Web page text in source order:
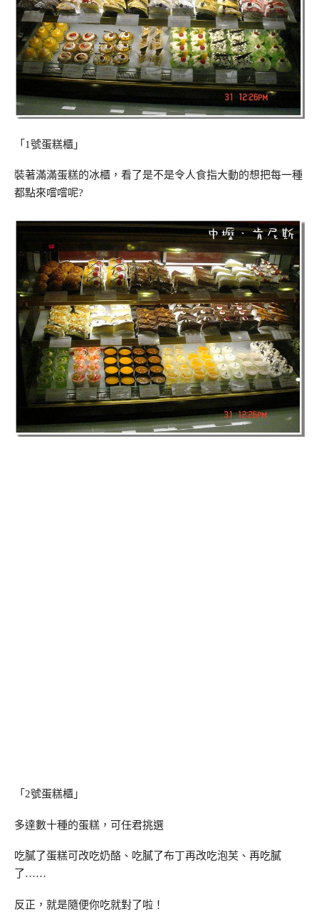
「1號蛋糕櫃」
裝著滿滿蛋糕的冰櫃，看了是不是令人食指大動的想把每一種
都點來嚐嚐呢?
「2號蛋糕櫃」
多達數十種的蛋糕，可任君挑選
吃膩了蛋糕可改吃奶酪、吃膩了布丁再改吃泡芙、再吃膩
了……
反正，就是隨便你吃就對了啦！